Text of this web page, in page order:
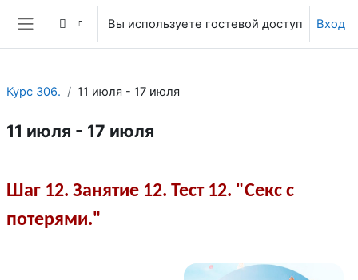
Перейти к основному содержанию
Боковая панель
Вы используете гостевой доступ Вход
Курс 306. 11 июля - 17 июля
11 июля - 17 июля
Шаг 12. Занятие 12. Тест 12. "Секс с
потерями."